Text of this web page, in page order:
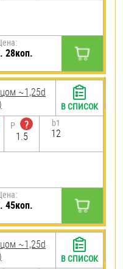
28коп.
~1,25d
P
?
1.5
b1
12
45коп.
В СПИСОК
~1,25d
В СПИСОК